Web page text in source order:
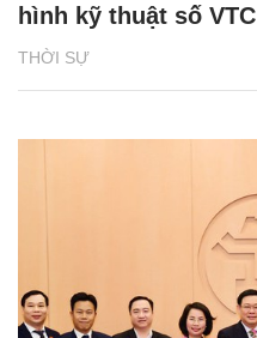
THỜI SỰ
hình kỹ thuật số VTC